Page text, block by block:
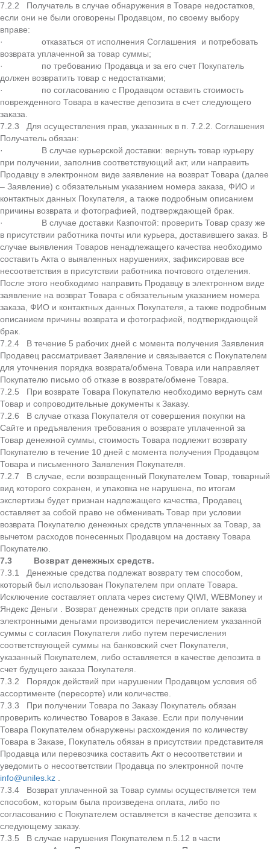
7.2.2 Получатель в случае обнаружения в Товаре недостатков,
если они не были оговорены Продавцом, по своему выбору
вправе:
· отказаться от исполнения Соглашения и потребовать
возврата уплаченной за товар суммы;
· по требованию Продавца и за его счет Покупатель
должен возвратить товар с недостатками;
· по согласованию с Продавцом оставить стоимость
поврежденного Товара в качестве депозита в счет следующего
заказа.
7.2.3 Для осуществления прав, указанных в п. 7.2.2. Соглашения
Получатель обязан:
· В случае курьерской доставки: вернуть товар курьеру
при получении, заполнив соответствующий акт, или направить
Продавцу в электронном виде заявление на возврат Товара (далее
– Заявление) с обязательным указанием номера заказа, ФИО и
контактных данных Покупателя, а также подробным описанием
причины возврата и фотографией, подтверждающей брак.
· В случае доставки Казпочтой: проверить Товар сразу же
в присутствии работника почты или курьера, доставившего заказ. В
случае выявления Товаров ненадлежащего качества необходимо
составить Акта о выявленных нарушениях, зафиксировав все
несоответствия в присутствии работника почтового отделения.
После этого необходимо направить Продавцу в электронном виде
заявление на возврат Товара с обязательным указанием номера
заказа, ФИО и контактных данных Покупателя, а также подробным
описанием причины возврата и фотографией, подтверждающей
брак.
7.2.4 В течение 5 рабочих дней с момента получения Заявления
Продавец рассматривает Заявление и связывается с Покупателем
для уточнения порядка возврата/обмена Товара или направляет
Покупателю письмо об отказе в возврате/обмене Товара.
7.2.5 При возврате Товара Покупателю необходимо вернуть сам
Товар и сопроводительные документы к Заказу.
7.2.6 В случае отказа Покупателя от совершения покупки на
Сайте и предъявления требования о возврате уплаченной за
Товар денежной суммы, стоимость Товара подлежит возврату
Покупателю в течение 10 дней с момента получения Продавцом
Товара и письменного Заявления Покупателя.
7.2.7 В случае, если возвращенный Покупателем Товар, товарный
вид которого сохранен, и упаковка не нарушена, по итогам
экспертизы будет признан надлежащего качества, Продавец
оставляет за собой право не обменивать Товар при условии
возврата Покупателю денежных средств уплаченных за Товар, за
вычетом расходов понесенных Продавцом на доставку Товара
Покупателю.
7.3 Возврат денежных средств.
7.3.1 Денежные средства подлежат возврату тем способом,
который был использован Покупателем при оплате Товара.
Исключение составляет оплата через систему QIWI, WEBMoney и
Яндекс Деньги . Возврат денежных средств при оплате заказа
электронными деньгами производится перечислением указанной
суммы с согласия Покупателя либо путем перечисления
соответствующей суммы на банковский счет Покупателя,
указанный Покупателем, либо оставляется в качестве депозита в
счет будущего заказа Покупателя.
7.3.2 Порядок действий при нарушении Продавцом условия об
ассортименте (пересорте) или количестве.
7.3.3 При получении Товара по Заказу Покупатель обязан
проверить количество Товаров в Заказе. Если при получении
Товара Покупателем обнаружены расхождения по количеству
Товара в Заказе, Покупатель обязан в присутствии представителя
Продавца или перевозчика составить Акт о несоответствии и
уведомить о несоответствии Продавца по электронной почте
info@uniles.kz
7.3.4 Возврат уплаченной за Товар суммы осуществляется тем
способом, которым была произведена оплата, либо по
согласованию с Покупателем оставляется в качестве депозита к
следующему заказу.
7.3.5 В случае нарушения Покупателем п.5.12 в части